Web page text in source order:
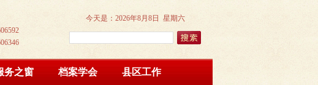
今天是： 2026年8月8日 星期六
务之窗 档案学会 县区工作